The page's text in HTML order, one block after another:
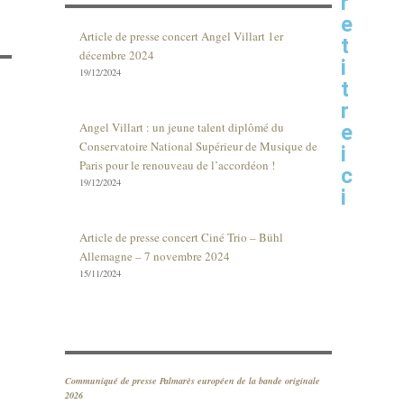
Article de presse concert Angel Villart 1er
décembre 2024
19/12/2024
Angel Villart : un jeune talent diplômé du
Conservatoire National Supérieur de Musique de
Paris pour le renouveau de l’accordéon !
19/12/2024
Article de presse concert Ciné Trio – Bühl
Allemagne – 7 novembre 2024
15/11/2024
Communiqué de presse Palmarès européen de la bande originale
2026
e
t
i
t
r
e
i
c
i